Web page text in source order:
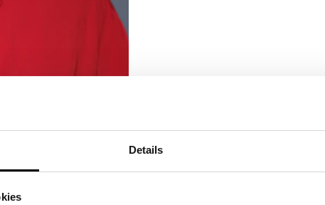
Details